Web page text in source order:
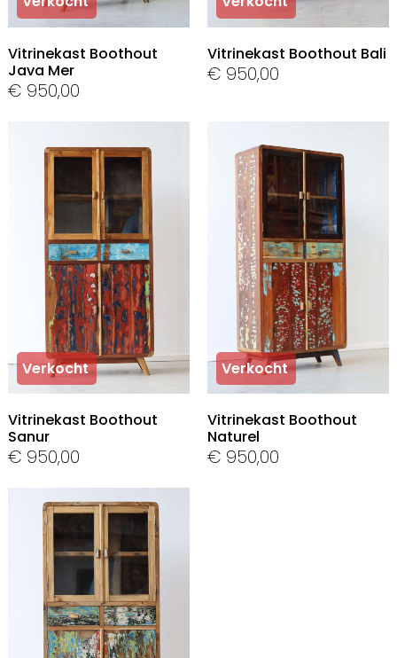
Vitrinekast Boothout
Java Mer
€ 950,00
Vitrinekast Boothout Bali
€ 950,00
Verkocht
Vitrinekast Boothout
Sanur
€ 950,00
Verkocht
Vitrinekast Boothout
Naturel
€ 950,00